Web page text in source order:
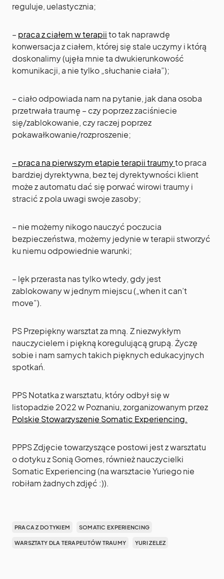
reguluje, uelastycznia;
– praca z ciałem w terapiito tak naprawdę
konwersacja z ciałem, której się stale uczymy i którą
doskonalimy (ujęła mnie ta dwukierunkowość
komunikacji, a nie tylko „słuchanie ciała”);
– ciało odpowiada nam na pytanie, jak dana osoba
przetrwała traumę – czy poprzez zaciśniecie
się/zablokowanie, czy raczej poprzez
pokawałkowanie/rozproszenie;
– praca na pierwszym etapie terapii traumyto praca
bardziej dyrektywna, bez tej dyrektywności klient
może z automatu dać się porwać wirowi traumy i
stracić z pola uwagi swoje zasoby;
– nie możemy nikogo nauczyć poczucia
bezpieczeństwa, możemy jedynie w terapii stworzyć
ku niemu odpowiednie warunki;
– lęk przerasta nas tylko wtedy, gdy jest
zablokowany w jednym miejscu („when it can’t
move”).
PS Przepiękny warsztat za mną. Z niezwykłym
nauczycielem i piękną koregulującą grupą. Życzę
sobie i nam samych takich pięknych edukacyjnych
spotkań.
PPS Notatka z warsztatu, który odbył się w
listopadzie 2022 w Poznaniu, zorganizowanym przez
Polskie Stowarzyszenie Somatic Experiencing.
PPPS Zdjęcie towarzyszące postowi jest z warsztatu
o dotyku z Sonią Gomes, również nauczycielki
Somatic Experiencing (na warsztacie Yuriego nie
robiłam żadnych zdjęć :)).
PRACA Z DOTYKIEM SOMATIC EXPERIENCING
WARSZTATY DLA TERAPEUTÓW TRAUMY YURI ZELEZ